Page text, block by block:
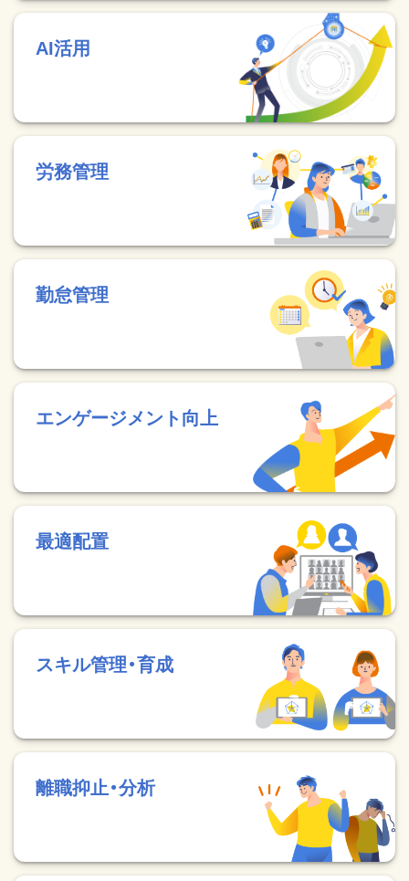
AI活用
労務管理
勤怠管理
エンゲージメント向上
最適配置
スキル管理・育成
離職抑止・分析